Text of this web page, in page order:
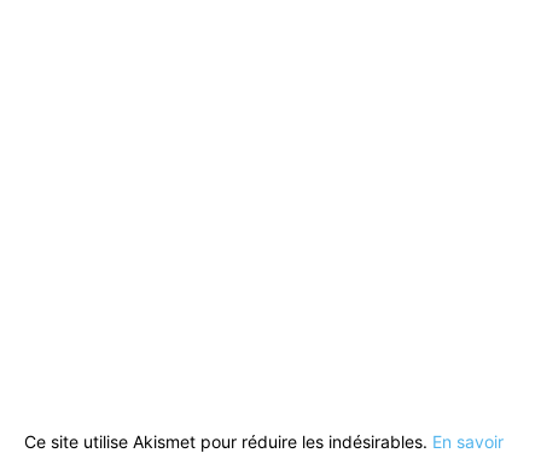
Ce site utilise Akismet pour réduire les indésirables. En savoir